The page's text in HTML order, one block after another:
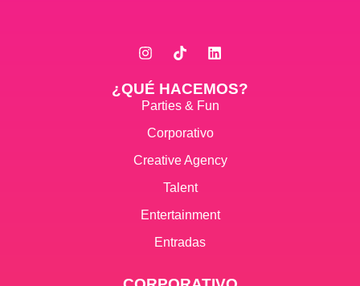
¿QUÉ HACEMOS?
Parties & Fun
Corporativo
Creative Agency
Talent
Entertainment
Entradas